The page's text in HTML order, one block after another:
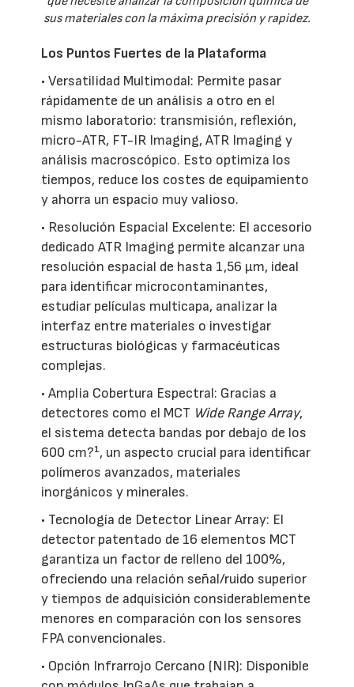
sus materiales con la máxima precisión y rapidez.
Los Puntos Fuertes de la Plataforma
• Versatilidad Multimodal: Permite pasar
rápidamente de un análisis a otro en el
mismo laboratorio: transmisión, reflexión,
micro-ATR, FT-IR Imaging, ATR Imaging y
análisis macroscópico. Esto optimiza los
tiempos, reduce los costes de equipamiento
y ahorra un espacio muy valioso.
• Resolución Espacial Excelente: El accesorio
dedicado ATR Imaging permite alcanzar una
resolución espacial de hasta 1,56 µm, ideal
para identificar microcontaminantes,
estudiar películas multicapa, analizar la
interfaz entre materiales o investigar
estructuras biológicas y farmacéuticas
complejas.
• Amplia Cobertura Espectral: Gracias a
detectores como el MCT Wide Range Array,
el sistema detecta bandas por debajo de los
600 cm?¹, un aspecto crucial para identificar
polímeros avanzados, materiales
inorgánicos y minerales.
• Tecnología de Detector Linear Array: El
detector patentado de 16 elementos MCT
garantiza un factor de relleno del 100%,
ofreciendo una relación señal/ruido superior
y tiempos de adquisición considerablemente
menores en comparación con los sensores
FPA convencionales.
• Opción Infrarrojo Cercano (NIR): Disponible